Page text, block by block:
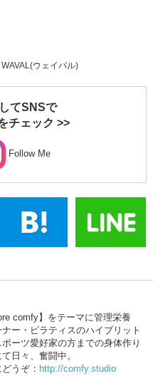
ウェイバル)
てSNSで
チェック >>
Follow Me
comfy】をテーマに管理栄養
ー・ピラティスのハイブリット
ーツ愛好家の方までの身体作り
日々、奮闘中。
うぞ： http://comfy.studio